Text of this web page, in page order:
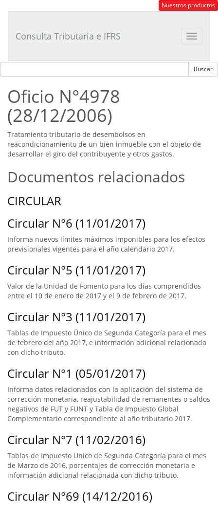
Tributario
Nuestros productos
Toggle
Consulta Tributaria e IFRS
Oficio N°4978
(28/12/2006)
Tratamiento tributario de desembolsos en
reacondicionamiento de un bien inmueble con el objeto de
desarrollar el giro del contribuyente y otros gastos.
Documentos relacionados
CIRCULAR
Circular N°6 (11/01/2017)
Informa nuevos límites máximos imponibles para los efectos
previsionales vigentes para el año calendario 2017.
Circular N°5 (11/01/2017)
Valor de la Unidad de Fomento para los días comprendidos
entre el 10 de enero de 2017 y el 9 de febrero de 2017.
Circular N°3 (11/01/2017)
Tablas de Impuesto Único de Segunda Categoría para el mes
de febrero del año 2017, e información adicional relacionada
con dicho tributo.
Circular N°1 (05/01/2017)
Informa datos relacionados con la aplicación del sistema de
corrección monetaria, reajustabilidad de remanentes o saldos
negativos de FUT y FUNT y Tabla de Impuesto Global
Complementario correspondiente al año tributario 2017.
Circular N°7 (11/02/2016)
Tablas de Impuesto Unico de Segunda Categoría para el mes
de Marzo de 2016, porcentajes de corrección monetaria e
información adicional relacionada con dicho tributo.
Circular N°69 (14/12/2016)